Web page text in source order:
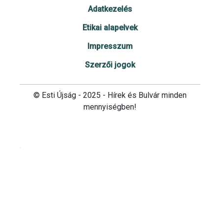
Adatkezelés
Etikai alapelvek
Impresszum
Szerzői jogok
© Esti Újság - 2025 - Hírek és Bulvár minden
mennyiségben!